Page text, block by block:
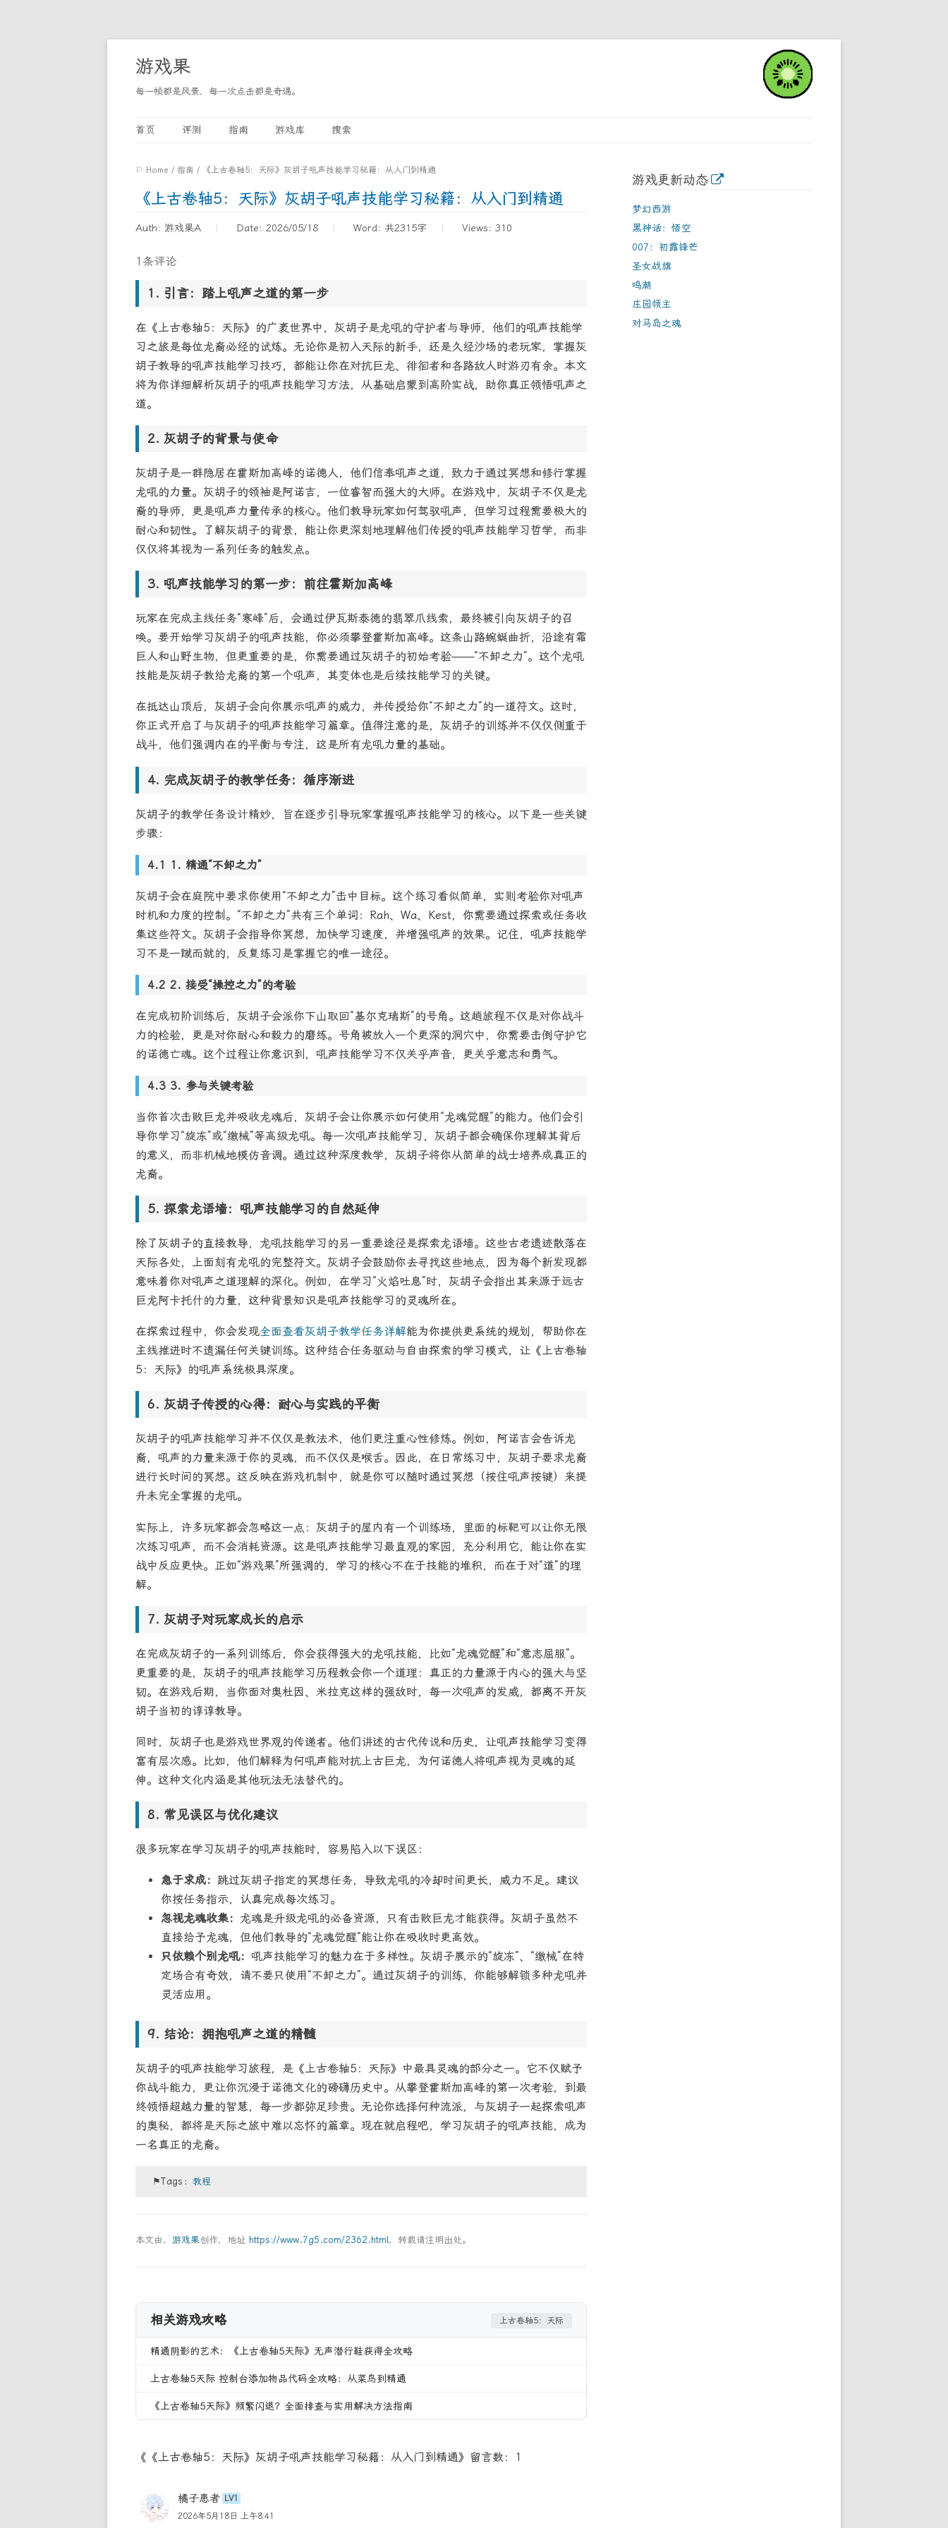
游戏果
每一帧都是风景，每一次点击都是奇遇。
首页 评测 指南 游戏库 搜索
⚐ Home / 指南 / 《上古卷轴5：天际》灰胡子吼声技能学习秘籍：从入门到精通
《上古卷轴5：天际》灰胡子吼声技能学习秘籍：从入门到精通
Auth: 游戏果A Date: 2026/05/18 Word: 共2315字 Views: 310
1条评论
引言：踏上吼声之道的第一步
在《上古卷轴5：天际》的广袤世界中，灰胡子是龙吼的守护者与导师，他们的吼声技能学
习之旅是每位龙裔必经的试炼。无论你是初入天际的新手，还是久经沙场的老玩家，掌握灰
胡子教导的吼声技能学习技巧，都能让你在对抗巨龙、徘徊者和各路敌人时游刃有余。本文
将为你详细解析灰胡子的吼声技能学习方法，从基础启蒙到高阶实战，助你真正领悟吼声之
道。
灰胡子的背景与使命
灰胡子是一群隐居在霍斯加高峰的诺德人，他们信奉吼声之道，致力于通过冥想和修行掌握
龙吼的力量。灰胡子的领袖是阿诺吉，一位睿智而强大的大师。在游戏中，灰胡子不仅是龙
裔的导师，更是吼声力量传承的核心。他们教导玩家如何驾驭吼声，但学习过程需要极大的
耐心和韧性。了解灰胡子的背景，能让你更深刻地理解他们传授的吼声技能学习哲学，而非
仅仅将其视为一系列任务的触发点。
吼声技能学习的第一步：前往霍斯加高峰
玩家在完成主线任务“寒峰”后，会通过伊瓦斯泰德的翡翠爪线索，最终被引向灰胡子的召
唤。要开始学习灰胡子的吼声技能，你必须攀登霍斯加高峰。这条山路蜿蜒曲折，沿途有霜
巨人和山野生物，但更重要的是，你需要通过灰胡子的初始考验——“不卸之力”。这个龙吼
技能是灰胡子教给龙裔的第一个吼声，其变体也是后续技能学习的关键。
在抵达山顶后，灰胡子会向你展示吼声的威力，并传授给你“不卸之力”的一道符文。这时，
你正式开启了与灰胡子的吼声技能学习篇章。值得注意的是，灰胡子的训练并不仅仅侧重于
战斗，他们强调内在的平衡与专注，这是所有龙吼力量的基础。
完成灰胡子的教学任务：循序渐进
灰胡子的教学任务设计精妙，旨在逐步引导玩家掌握吼声技能学习的核心。以下是一些关键
步骤：
1. 精通“不卸之力”
灰胡子会在庭院中要求你使用“不卸之力”击中目标。这个练习看似简单，实则考验你对吼声
时机和力度的控制。“不卸之力”共有三个单词：Rah、Wa、Kest，你需要通过探索或任务收
集这些符文。灰胡子会指导你冥想，加快学习速度，并增强吼声的效果。记住，吼声技能学
习不是一蹴而就的，反复练习是掌握它的唯一途径。
2. 接受“操控之力”的考验
在完成初阶训练后，灰胡子会派你下山取回“基尔克瑞斯”的号角。这趟旅程不仅是对你战斗
力的检验，更是对你耐心和毅力的磨练。号角被放入一个更深的洞穴中，你需要击倒守护它
的诺德亡魂。这个过程让你意识到，吼声技能学习不仅关乎声音，更关乎意志和勇气。
3. 参与关键考验
当你首次击败巨龙并吸收龙魂后，灰胡子会让你展示如何使用“龙魂觉醒”的能力。他们会引
导你学习“旋冻”或“缴械”等高级龙吼。每一次吼声技能学习，灰胡子都会确保你理解其背后
的意义，而非机械地模仿音调。通过这种深度教学，灰胡子将你从简单的战士培养成真正的
龙裔。
探索龙语墙：吼声技能学习的自然延伸
除了灰胡子的直接教导，龙吼技能学习的另一重要途径是探索龙语墙。这些古老遗迹散落在
天际各处，上面刻有龙吼的完整符文。灰胡子会鼓励你去寻找这些地点，因为每个新发现都
意味着你对吼声之道理解的深化。例如，在学习“火焰吐息”时，灰胡子会指出其来源于远古
巨龙阿卡托什的力量，这种背景知识是吼声技能学习的灵魂所在。
在探索过程中，你会发现全面查看灰胡子教学任务详解能为你提供更系统的规划，帮助你在
主线推进时不遗漏任何关键训练。这种结合任务驱动与自由探索的学习模式，让《上古卷轴
5：天际》的吼声系统极具深度。
灰胡子传授的心得：耐心与实践的平衡
灰胡子的吼声技能学习并不仅仅是教法术，他们更注重心性修炼。例如，阿诺吉会告诉龙
裔，吼声的力量来源于你的灵魂，而不仅仅是喉舌。因此，在日常练习中，灰胡子要求龙裔
进行长时间的冥想。这反映在游戏机制中，就是你可以随时通过冥想（按住吼声按键）来提
升未完全掌握的龙吼。
实际上，许多玩家都会忽略这一点：灰胡子的屋内有一个训练场，里面的标靶可以让你无限
次练习吼声，而不会消耗资源。这是吼声技能学习最直观的家园，充分利用它，能让你在实
战中反应更快。正如“游戏果”所强调的，学习的核心不在于技能的堆积，而在于对“道”的理
解。
灰胡子对玩家成长的启示
在完成灰胡子的一系列训练后，你会获得强大的龙吼技能，比如“龙魂觉醒”和“意志屈服”。
更重要的是，灰胡子的吼声技能学习历程教会你一个道理：真正的力量源于内心的强大与坚
韧。在游戏后期，当你面对奥杜因、米拉克这样的强敌时，每一次吼声的发威，都离不开灰
胡子当初的谆谆教导。
同时，灰胡子也是游戏世界观的传递者。他们讲述的古代传说和历史，让吼声技能学习变得
富有层次感。比如，他们解释为何吼声能对抗上古巨龙，为何诺德人将吼声视为灵魂的延
伸。这种文化内涵是其他玩法无法替代的。
常见误区与优化建议
很多玩家在学习灰胡子的吼声技能时，容易陷入以下误区：
急于求成： 跳过灰胡子指定的冥想任务，导致龙吼的冷却时间更长，威力不足。建议
你按任务指示，认真完成每次练习。
忽视龙魂收集： 龙魂是升级龙吼的必备资源，只有击败巨龙才能获得。灰胡子虽然不
直接给予龙魂，但他们教导的“龙魂觉醒”能让你在吸收时更高效。
只依赖个别龙吼： 吼声技能学习的魅力在于多样性。灰胡子展示的“旋冻”、“缴械”在特
定场合有奇效，请不要只使用“不卸之力”。通过灰胡子的训练，你能够解锁多种龙吼并
灵活应用。
结论：拥抱吼声之道的精髓
灰胡子的吼声技能学习旅程，是《上古卷轴5：天际》中最具灵魂的部分之一。它不仅赋予
你战斗能力，更让你沉浸于诺德文化的磅礴历史中。从攀登霍斯加高峰的第一次考验，到最
终领悟超越力量的智慧，每一步都弥足珍贵。无论你选择何种流派，与灰胡子一起探索吼声
的奥秘，都将是天际之旅中难以忘怀的篇章。现在就启程吧，学习灰胡子的吼声技能，成为
一名真正的龙裔。
⚑Tags：教程
本文由， 游戏果创作，地址 https://www.7g5.com/2362.html，转载请注明出处。
相关游戏攻略 上古卷轴5：天际
精通阴影的艺术：《上古卷轴5天际》无声潜行鞋获得全攻略
上古卷轴5天际 控制台添加物品代码全攻略：从菜鸟到精通
《上古卷轴5天际》频繁闪退？全面排查与实用解决方法指南
《《上古卷轴5：天际》灰胡子吼声技能学习秘籍：从入门到精通》留言数：1
橘子患者 LV1
2026年5月18日 上午8:41
游戏更新动态
梦幻西游
黑神话：悟空
007：初露锋芒
圣女战旗
鸣潮
庄园领主
对马岛之魂